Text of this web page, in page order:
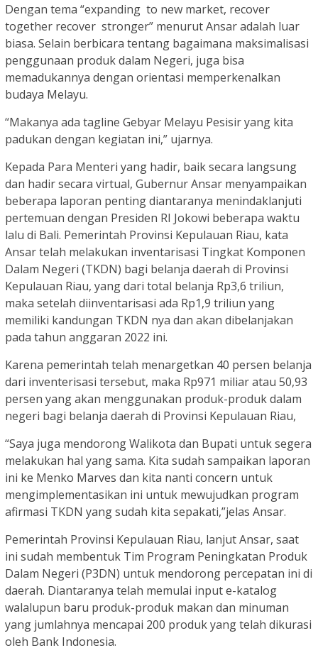
Dengan tema “expanding to new market, recover
together recover stronger” menurut Ansar adalah luar
biasa. Selain berbicara tentang bagaimana maksimalisasi
penggunaan produk dalam Negeri, juga bisa
memadukannya dengan orientasi memperkenalkan
budaya Melayu.
“Makanya ada tagline Gebyar Melayu Pesisir yang kita
padukan dengan kegiatan ini,” ujarnya.
Kepada Para Menteri yang hadir, baik secara langsung
dan hadir secara virtual, Gubernur Ansar menyampaikan
beberapa laporan penting diantaranya menindaklanjuti
pertemuan dengan Presiden RI Jokowi beberapa waktu
lalu di Bali. Pemerintah Provinsi Kepulauan Riau, kata
Ansar telah melakukan inventarisasi Tingkat Komponen
Dalam Negeri (TKDN) bagi belanja daerah di Provinsi
Kepulauan Riau, yang dari total belanja Rp3,6 triliun,
maka setelah diinventarisasi ada Rp1,9 triliun yang
memiliki kandungan TKDN nya dan akan dibelanjakan
pada tahun anggaran 2022 ini.
Karena pemerintah telah menargetkan 40 persen belanja
dari inventerisasi tersebut, maka Rp971 miliar atau 50,93
persen yang akan menggunakan produk-produk dalam
negeri bagi belanja daerah di Provinsi Kepulauan Riau,
“Saya juga mendorong Walikota dan Bupati untuk segera
melakukan hal yang sama. Kita sudah sampaikan laporan
ini ke Menko Marves dan kita nanti concern untuk
mengimplementasikan ini untuk mewujudkan program
afirmasi TKDN yang sudah kita sepakati,”jelas Ansar.
Pemerintah Provinsi Kepulauan Riau, lanjut Ansar, saat
ini sudah membentuk Tim Program Peningkatan Produk
Dalam Negeri (P3DN) untuk mendorong percepatan ini di
daerah. Diantaranya telah memulai input e-katalog
walalupun baru produk-produk makan dan minuman
yang jumlahnya mencapai 200 produk yang telah dikurasi
oleh Bank Indonesia.